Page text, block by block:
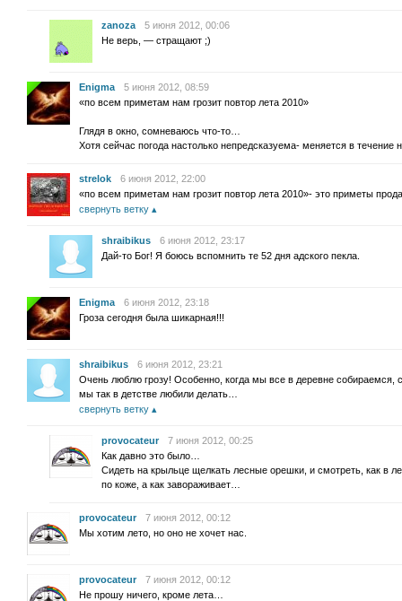
zanoza
5 июня 2012, 00:06
Не верь, — стращают ;)
Enigma
5 июня 2012, 08:59
«по всем приметам нам грозит повтор лета 2010»
Глядя в окно, сомневаюсь что-то…
Хотя сейчас погода настолько непредсказуема- меняется в течение
strelok
6 июня 2012, 22:00
«по всем приметам нам грозит повтор лета 2010»- это приметы
свернуть ветку
shraibikus
6 июня 2012, 23:17
Дай-то Бог! Я боюсь вспомнить те 52 дня адского пекла.
Enigma
6 июня 2012, 23:18
Гроза сегодня была шикарная!!!
shraibikus
6 июня 2012, 23:21
Очень люблю грозу! Особенно, когда мы все в деревне
мы так в детстве любили делать…
свернуть ветку
provocateur
7 июня 2012, 00:25
Как давно это было…
Сидеть на крыльце щелкать лесные орешки, и смотреть, как в
по коже, а как завораживает…
provocateur
7 июня 2012, 00:12
Мы хотим лето, но оно не хочет нас.
provocateur
7 июня 2012, 00:12
Не прошу ничего, кроме лета…